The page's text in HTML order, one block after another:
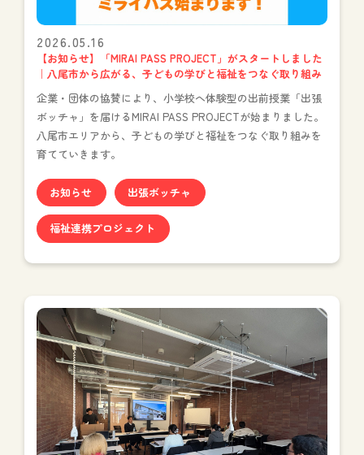
2026.05.16
【お知らせ】「MIRAI PASS PROJECT」がスタートしました
｜八尾市から広がる、子どもの学びと福祉をつなぐ取り組み
企業・団体の協賛により、小学校へ体験型の出前授業「出張
ボッチャ」を届けるMIRAI PASS PROJECTが始まりました。
八尾市エリアから、子どもの学びと福祉をつなぐ取り組みを
育てていきます。
お知らせ 出張ボッチャ
福祉連携プロジェクト